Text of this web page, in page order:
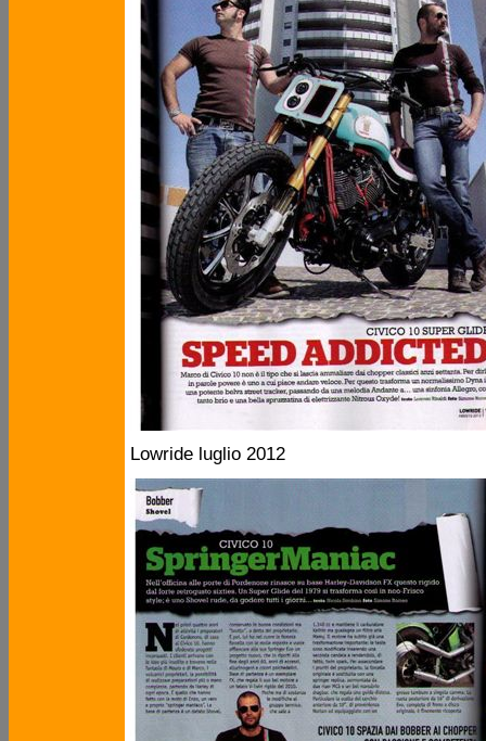
Lowride luglio 2012